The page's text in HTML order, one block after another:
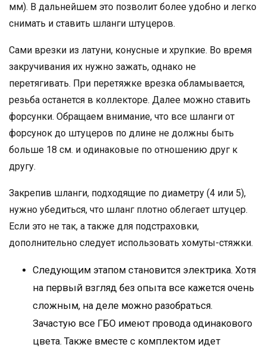
мм). В дальнейшем это позволит более удобно и легко
снимать и ставить шланги штуцеров.
Сами врезки из латуни, конусные и хрупкие. Во время
закручивания их нужно зажать, однако не
перетягивать. При перетяжке врезка обламывается,
резьба останется в коллекторе. Далее можно ставить
форсунки. Обращаем внимание, что все шланги от
форсунок до штуцеров по длине не должны быть
больше 18 см. и одинаковые по отношению друг к
другу.
Закрепив шланги, подходящие по диаметру (4 или 5),
нужно убедиться, что шланг плотно облегает штуцер.
Если это не так, а также для подстраховки,
дополнительно следует использовать хомуты-стяжки.
Следующим этапом становится электрика. Хотя
на первый взгляд без опыта все кажется очень
сложным, на деле можно разобраться.
Зачастую все ГБО имеют провода одинакового
цвета. Также вместе с комплектом идет